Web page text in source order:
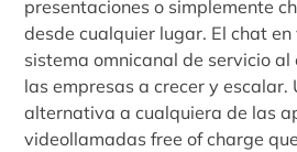
presentaciones o simplemente
desde cualquier lugar. El chat
sistema omnicanal de servicio
las empresas a crecer y escalar.
alternativa a cualquiera de las
videollamadas free of charge